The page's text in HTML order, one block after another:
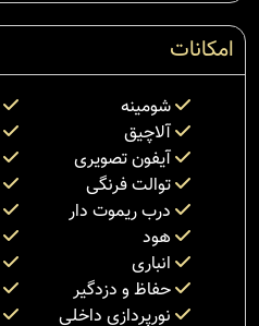
امکانات
شومینه
آلاچیق
آیفون تصویری
توالت فرنگی
درب ریموت دار
هود
انباری
حفاظ و دزدگیر
نورپردازی داخلی